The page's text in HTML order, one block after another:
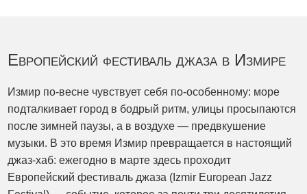
Европейский фестиваль джаза в Измире
Измир по-весне чувствует себя по-особенному: море
подталкивает город в бодрый ритм, улицы просыпаются
после зимней паузы, а в воздухе — предвкушение
музыки. В это время Измир превращается в настоящий
джаз-хаб: ежегодно в марте здесь проходит
Европейский фестиваль джаза (Izmir European Jazz